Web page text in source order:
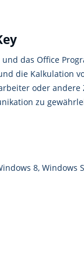
das Office
die Kalkulation
oder
zu
8, Windows